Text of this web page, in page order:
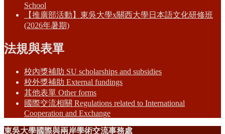
School
【推廣部活動】東吳大學x關西大學日本語文化研修班
(2026年暑期)
法規與表單
校內獎補助 SU scholarships and subsidies
校外獎補助 External fundings
其他表單 Other forms
國際交流相關 Regulations related to International
Cooperation and Exchange
東吳大學國際與兩岸學術交流事務處